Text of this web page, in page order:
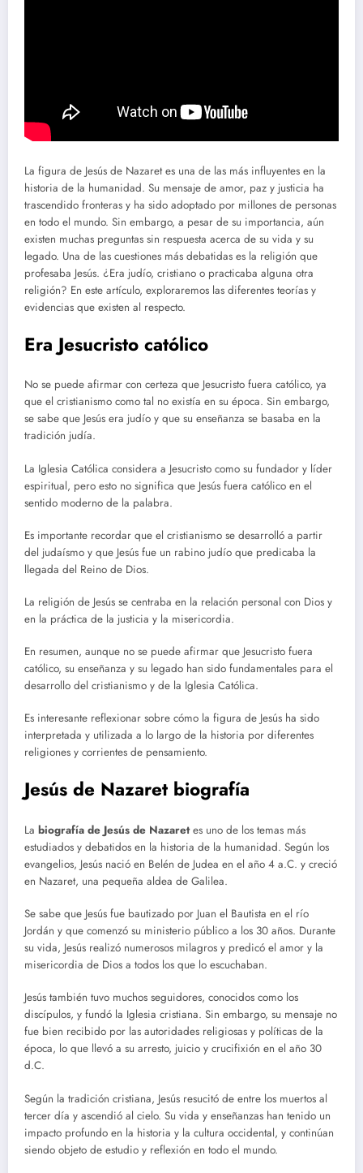
La figura de Jesús de Nazaret es una de las más influyentes en la
historia de la humanidad. Su mensaje de amor, paz y justicia ha
trascendido fronteras y ha sido adoptado por millones de personas
en todo el mundo. Sin embargo, a pesar de su importancia, aún
existen muchas preguntas sin respuesta acerca de su vida y su
legado. Una de las cuestiones más debatidas es la religión que
profesaba Jesús. ¿Era judío, cristiano o practicaba alguna otra
religión? En este artículo, exploraremos las diferentes teorías y
evidencias que existen al respecto.
Era Jesucristo católico
No se puede afirmar con certeza que Jesucristo fuera católico, ya
que el cristianismo como tal no existía en su época. Sin embargo,
se sabe que Jesús era judío y que su enseñanza se basaba en la
tradición judía.
La Iglesia Católica considera a Jesucristo como su fundador y líder
espiritual, pero esto no significa que Jesús fuera católico en el
sentido moderno de la palabra.
Es importante recordar que el cristianismo se desarrolló a partir
del judaísmo y que Jesús fue un rabino judío que predicaba la
llegada del Reino de Dios.
La religión de Jesús se centraba en la relación personal con Dios y
en la práctica de la justicia y la misericordia.
En resumen, aunque no se puede afirmar que Jesucristo fuera
católico, su enseñanza y su legado han sido fundamentales para el
desarrollo del cristianismo y de la Iglesia Católica.
Es interesante reflexionar sobre cómo la figura de Jesús ha sido
interpretada y utilizada a lo largo de la historia por diferentes
religiones y corrientes de pensamiento.
Jesús de Nazaret biografía
La biografía de Jesús de Nazaretes uno de los temas más
estudiados y debatidos en la historia de la humanidad. Según los
evangelios, Jesús nació en Belén de Judea en el año 4 a.C. y creció
en Nazaret, una pequeña aldea de Galilea.
Se sabe que Jesús fue bautizado por Juan el Bautista en el río
Jordán y que comenzó su ministerio público a los 30 años. Durante
su vida, Jesús realizó numerosos milagros y predicó el amor y la
misericordia de Dios a todos los que lo escuchaban.
Jesús también tuvo muchos seguidores, conocidos como los
discípulos, y fundó la Iglesia cristiana. Sin embargo, su mensaje no
fue bien recibido por las autoridades religiosas y políticas de la
época, lo que llevó a su arresto, juicio y crucifixión en el año 30
d.C.
Según la tradición cristiana, Jesús resucitó de entre los muertos al
tercer día y ascendió al cielo. Su vida y enseñanzas han tenido un
impacto profundo en la historia y la cultura occidental, y continúan
siendo objeto de estudio y reflexión en todo el mundo.